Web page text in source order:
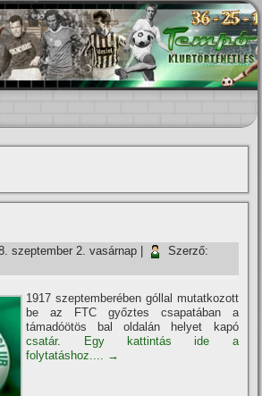
szeptember 2. vasárnap
Szerző:
1917 szeptemberében góllal mutatkozott
be az FTC győztes csapatában a
támadóötös bal oldalán helyet kapó
csatár.
Egy kattintás ide a
folytatáshoz.... →